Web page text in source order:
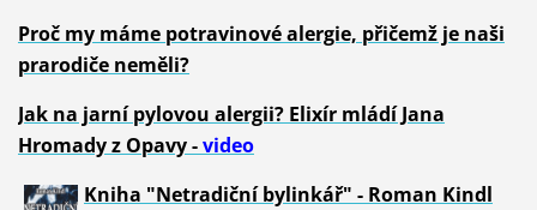
Proč my máme potravinové alergie, přičemž je naši
prarodiče neměli?
Jak na jarní pylovou alergii? Elixír mládí Jana
Hromady z Opavy -video
Kniha "Netradiční bylinkář" - Roman Kindl